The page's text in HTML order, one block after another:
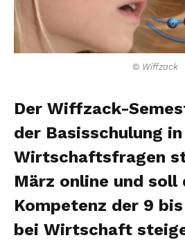
© Wiffzack
Der Wiffzack-
der Basisschulung in
Wirtschaftsfragen
März online und soll
Kompetenz der 9
bei Wirtschaft